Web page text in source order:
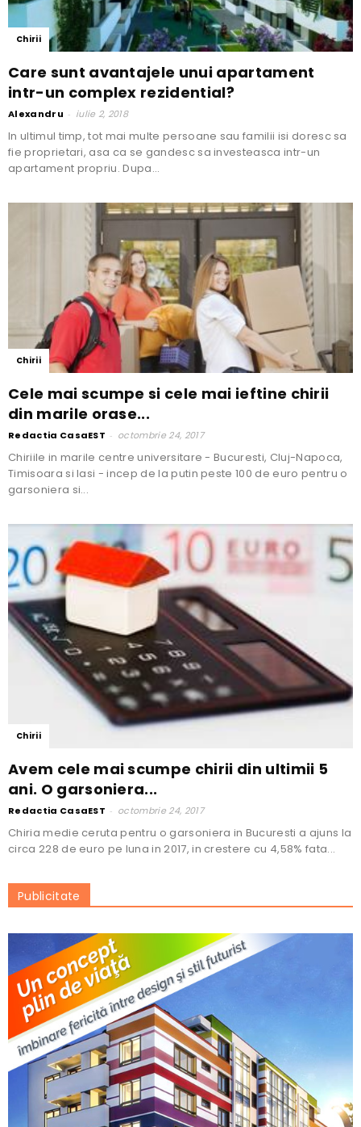
Chirii
Care sunt avantajele unui apartament
intr-un complex rezidential?
Alexandru - iulie 2, 2018
In ultimul timp, tot mai multe persoane sau familii isi doresc sa
fie proprietari, asa ca se gandesc sa investeasca intr-un
apartament propriu. Dupa...
Chirii
Cele mai scumpe si cele mai ieftine chirii
din marile orase...
Redactia CasaEST - octombrie 24, 2017
Chiriile in marile centre universitare - Bucuresti, Cluj-Napoca,
Timisoara si Iasi - incep de la putin peste 100 de euro pentru o
garsoniera si...
Chirii
Avem cele mai scumpe chirii din ultimii 5
ani. O garsoniera...
Redactia CasaEST - octombrie 24, 2017
Chiria medie ceruta pentru o garsoniera in Bucuresti a ajuns la
circa 228 de euro pe luna in 2017, in crestere cu 4,58% fata...
Publicitate